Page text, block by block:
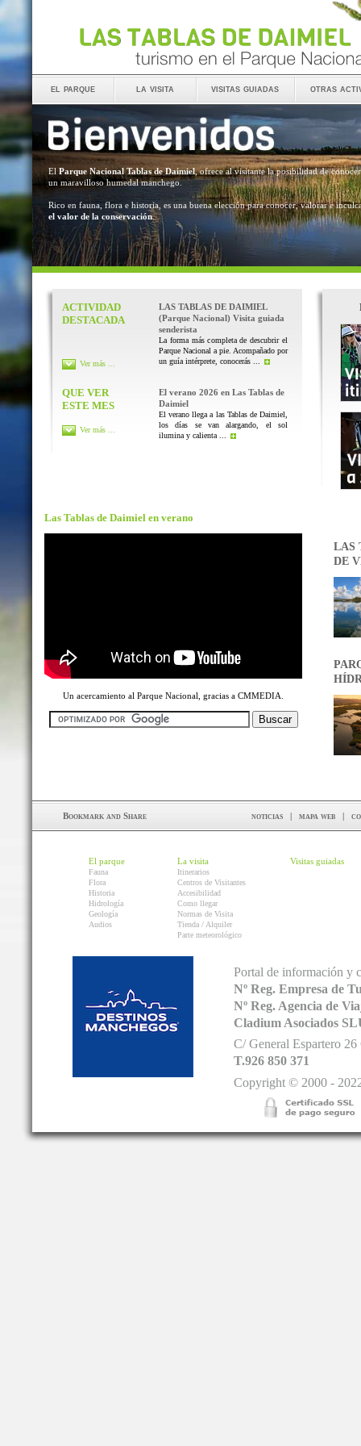
el parque la visita visitas guiadas otras
El Parque Nacional Tablas de Daimiel, ofrece al visitante la posibilidad de conocer
un maravilloso humedal manchego.
Rico en fauna, flora e historia, es una buena elección para conocer, valorar e
el valor de la conservación.
ACTIVIDAD
DESTACADA
LAS TABLAS DE DAIMIEL
(Parque Nacional) Visita guiada
senderista
La forma más completa de descubrir el
Parque Nacional a pie. Acompañado por
un guía intérprete, conocerás ...
Ver más ...
QUE VER
ESTE MES
El verano 2026 en Las Tablas de
Daimiel
El verano llega a las Tablas de Daimiel,
los días se van alargando, el sol
ilumina y calienta ...
Ver más ...
Las Tablas de Daimiel en verano
Un acercamiento al Parque Nacional, gracias a CMMEDIA.
LAS
DE
noticias | mapa web |
El parque
Fauna
Flora
Historia
Hidrología
Geología
Audios
La visita
Itinerarios
Centros de Visitantes
Accesibilidad
Como llegar
Normas de Visita
Tienda / Alquiler
Parte meteorológico
Visitas guiadas
Portal de información y
Nº Reg. Empresa de
Nº Reg. Agencia de
Cladium Asociados
C/ General Espartero
T.926 850 371
Copyright © 2000 -